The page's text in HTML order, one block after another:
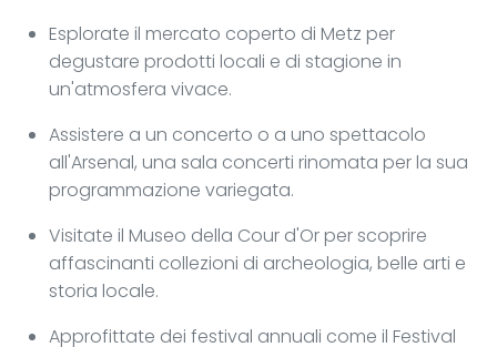
Esplorate il mercato coperto di Metz per
degustare prodotti locali e di stagione in
un'atmosfera vivace.
Assistere a un concerto o a uno spettacolo
all'Arsenal, una sala concerti rinomata per la sua
programmazione variegata.
Visitate il Museo della Cour d'Or per scoprire
affascinanti collezioni di archeologia, belle arti e
storia locale.
Approfittate dei festival annuali come il Festival